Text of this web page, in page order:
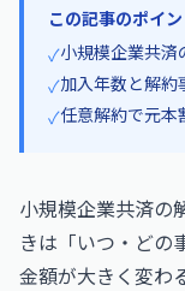
この記事のポイ
✓小規模企業共
✓加入年数と解約
✓任意解約で元本
小規模企業共済の
きは「いつ・どの
金額が大きく変わ